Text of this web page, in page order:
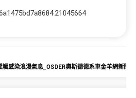
感染浪漫氣息_OSDER奧斯德德系車金羊網新聞